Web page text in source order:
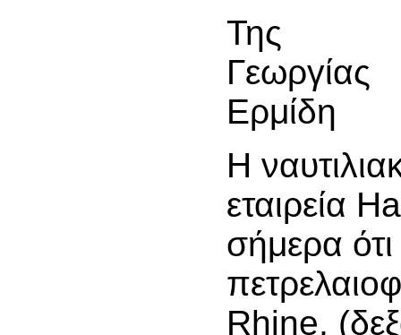
Της
Γεωργίας
Ερμίδη
Η
εταιρεία
σήμερα
Rhine,